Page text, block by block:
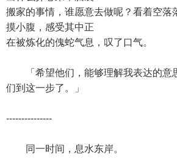
搬家的事情，谁愿意去做呢？看着空落
摸小腹，感受其中正
在被炼化的傀蛇气息，叹了口气。
「希望他们，能够理解我表达的意
们到这一步了。」
---------------
同一时间，息水东岸。